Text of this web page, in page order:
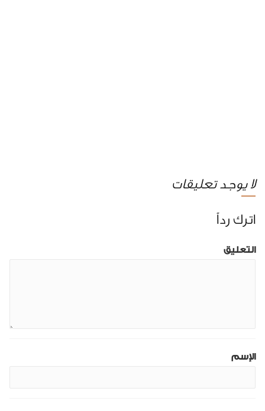
لا يوجد تعليقات
اترك رداً
التعليق
الإسم